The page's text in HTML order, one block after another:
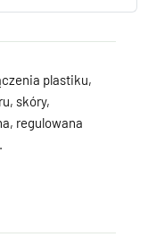
plastiku,
skóry,
regulowana